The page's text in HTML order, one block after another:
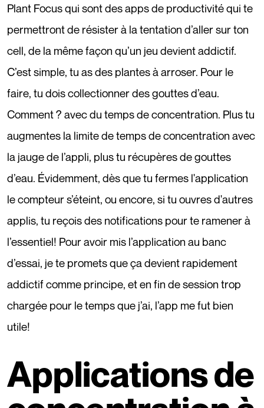
Plant Focusqui sont des apps de productivité qui te
permettront de résister à la tentation d’aller sur ton
cell, de la même façon qu’un jeu devient addictif.
C’est simple, tu as des plantes à arroser. Pour le
faire, tu dois collectionner des gouttes d’eau.
Comment ? avec du temps de concentration. Plus tu
augmentes la limite de temps de concentration avec
la jauge de l’appli, plus tu récupères de gouttes
d’eau. Évidemment, dès que tu fermes l'application
le compteur s’éteint, ou encore, si tu ouvres d'autres
applis, tu reçois des notifications pour te ramener à
l’essentiel! Pour avoir mis l’application au banc
d’essai, je te promets que ça devient rapidement
addictif comme principe, et en fin de session trop
chargée pour le temps que j’ai, l’app me fut bien
utile!
Applications de